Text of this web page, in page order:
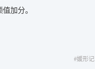
加分。
#媛形记